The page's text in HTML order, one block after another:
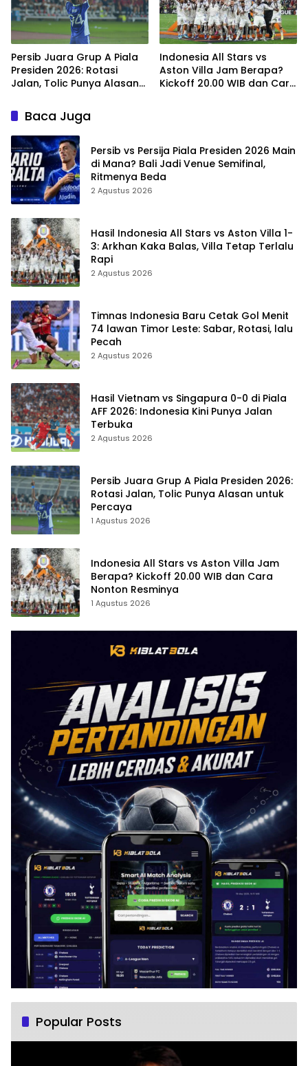
Persib Juara Grup A Piala
Presiden 2026: Rotasi
Jalan, Tolic Punya Alasan
Indonesia All Stars vs
Aston Villa Jam Berapa?
Kickoff 20.00 WIB dan Cara
Baca Juga
Persib vs Persija Piala Presiden 2026 Main
di Mana? Bali Jadi Venue Semifinal,
Ritmenya Beda
2 Agustus 2026
Hasil Indonesia All Stars vs Aston Villa 1-
3: Arkhan Kaka Balas, Villa Tetap Terlalu
Rapi
2 Agustus 2026
Timnas Indonesia Baru Cetak Gol Menit
74 lawan Timor Leste: Sabar, Rotasi, lalu
Pecah
2 Agustus 2026
Hasil Vietnam vs Singapura 0-0 di Piala
AFF 2026: Indonesia Kini Punya Jalan
Terbuka
2 Agustus 2026
Persib Juara Grup A Piala Presiden 2026:
Rotasi Jalan, Tolic Punya Alasan untuk
Percaya
1 Agustus 2026
Indonesia All Stars vs Aston Villa Jam
Berapa? Kickoff 20.00 WIB dan Cara
Nonton Resminya
1 Agustus 2026
Popular Posts